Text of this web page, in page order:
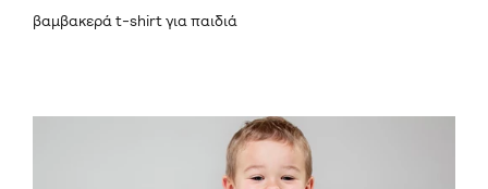
βαμβακερά t-shirt για παιδιά